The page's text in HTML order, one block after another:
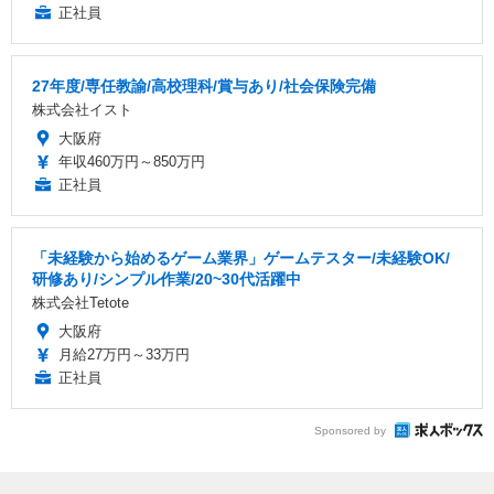
正社員
27年度/専任教諭/高校理科/賞与あり/社会保険完備
株式会社イスト
大阪府
年収460万円～850万円
正社員
「未経験から始めるゲーム業界」ゲームテスター/未経験OK/
研修あり/シンプル作業/20~30代活躍中
株式会社Tetote
大阪府
月給27万円～33万円
正社員
Sponsored by